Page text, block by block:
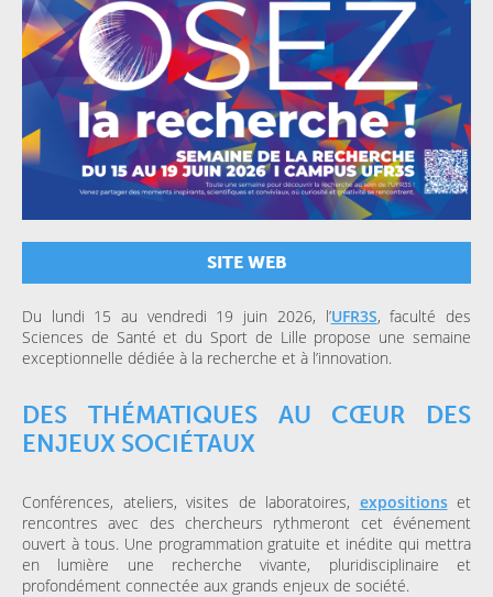
SITE WEB
Du lundi 15 au vendredi 19 juin 2026, l’UFR3S, faculté des
Sciences de Santé et du Sport de Lille propose une semaine
exceptionnelle dédiée à la recherche et à l’innovation.
DES THÉMATIQUES AU CŒUR DES
ENJEUX SOCIÉTAUX
Conférences, ateliers, visites de laboratoires, expositionset
rencontres avec des chercheurs rythmeront cet événement
ouvert à tous. Une programmation gratuite et inédite qui mettra
en lumière une recherche vivante, pluridisciplinaire et
profondément connectée aux grands enjeux de société.